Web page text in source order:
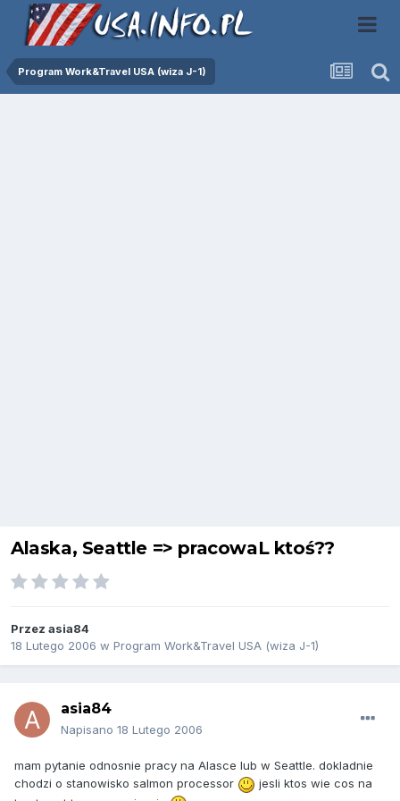
Program Work&Travel USA (wiza J-1)
Alaska, Seattle => pracowaL ktoś??
Przez asia84
18 Lutego 2006 w Program Work&Travel USA (wiza J-1)
asia84
Napisano 18 Lutego 2006
mam pytanie odnosnie pracy na Alasce lub w Seattle. dokladnie
chodzi o stanowisko salmon processor
jesli ktos wie cos na